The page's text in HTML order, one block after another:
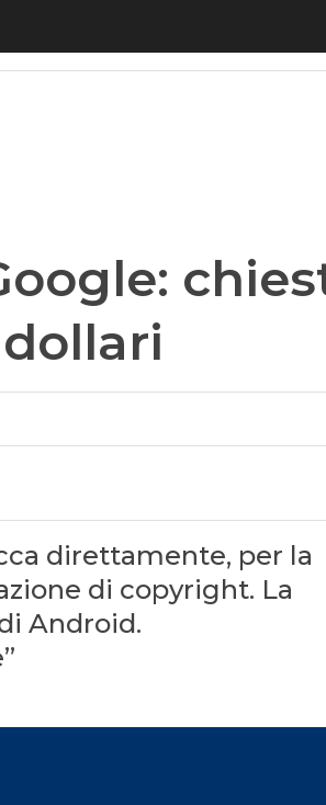
direttamente, per la
di copyright. La
Android.